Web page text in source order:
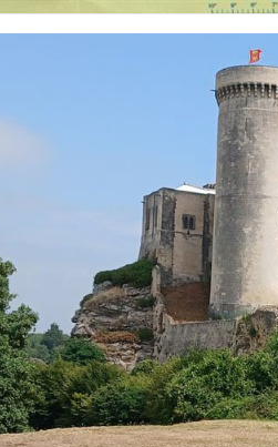
Véhicules Militaires de toutes nationalités et de